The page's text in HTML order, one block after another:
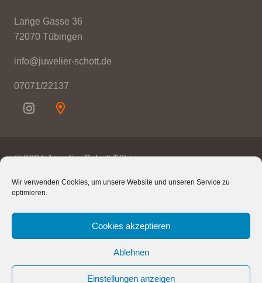
Wir verwenden Cookies, um unsere Website und unseren Service zu
optimieren.
Cookies akzeptieren
Ablehnen
Einstellungen anzeigen
Lange Gasse 36
72070 Tübingen
info@juwelier-schott.de
07071/22137
© 2024Juwelier Schott Tübingen
Kontakt